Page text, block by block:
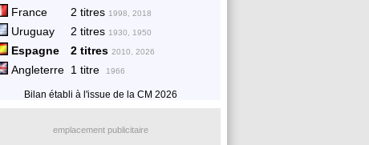
France 2 titres 1998, 2018
Uruguay 2 titres 1930, 1950
Espagne 2 titres2010, 2026
Angleterre 1 titre 1966
Bilan établi à l'issue de la CM 2026
emplacement publicitaire